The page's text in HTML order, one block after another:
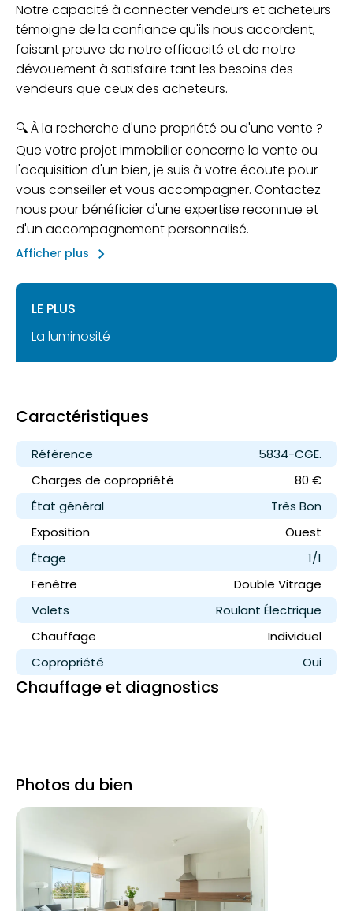
Notre capacité à connecter vendeurs et acheteurs
témoigne de la confiance qu'ils nous accordent,
faisant preuve de notre efficacité et de notre
dévouement à satisfaire tant les besoins des
vendeurs que ceux des acheteurs.
🔍 À la recherche d'une propriété ou d'une vente ?
Que votre projet immobilier concerne la vente ou
l'acquisition d'un bien, je suis à votre écoute pour
vous conseiller et vous accompagner. Contactez-
nous pour bénéficier d'une expertise reconnue et
d'un accompagnement personnalisé.
Afficher plus keyboard_arrow_right
LE PLUS
La luminosité
Caractéristiques
Référence
5834-CGE.
Charges de copropriété
80 €
État général
Très Bon
Exposition
Ouest
Étage
1/1
Fenêtre
Double Vitrage
Volets
Roulant Électrique
Chauffage
Individuel
Copropriété
Oui
Chauffage et diagnostics
Photos du bien